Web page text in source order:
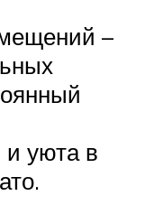
–
и уюта в